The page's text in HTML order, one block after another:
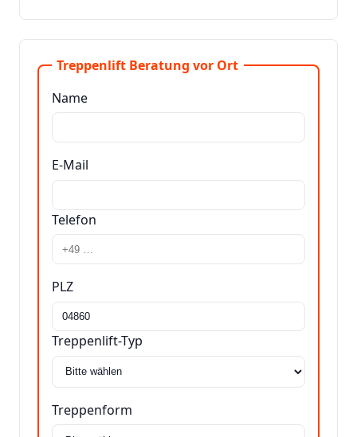
Treppenlift Beratung vor Ort
Name
E-Mail
Telefon
PLZ
Treppenlift-Typ
Treppenform